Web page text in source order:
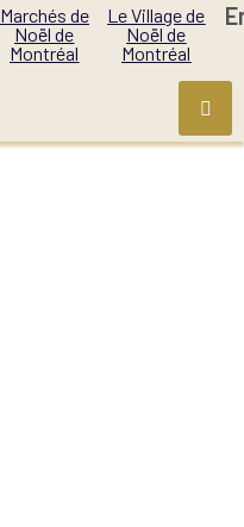
Marchés de
Noël de
Montréal
Le Village de
Noël de
Montréal